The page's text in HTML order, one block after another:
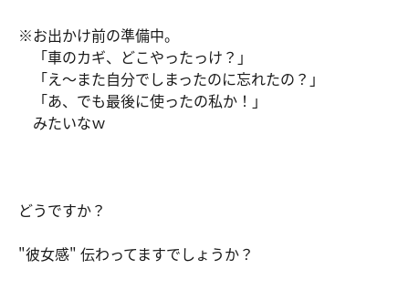
※お出かけ前の準備中。
「車のカギ、どこやったっけ？」
「え～また自分でしまったのに忘れたの？」
「あ、でも最後に使ったの私か！」
みたいなｗ
どうですか？
"彼女感" 伝わってますでしょうか？